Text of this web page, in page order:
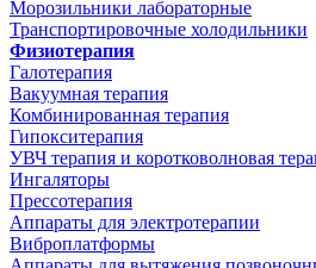
Морозильники лабораторные
Транспортировочные холодильники
Физиотерапия
Галотерапия
Вакуумная терапия
Комбинированная терапия
Гипокситерапия
УВЧ терапия и коротковолновая
Ингаляторы
Прессотерапия
Аппараты для электротерапии
Виброплатформы